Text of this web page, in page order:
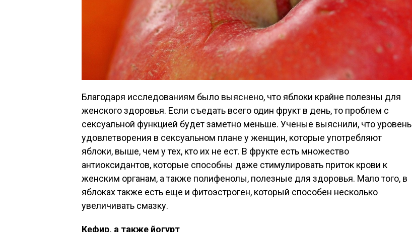
Благодаря исследованиям было выяснено, что яблоки крайне полезны для
женского здоровья. Если съедать всего один фрукт в день, то проблем с
сексуальной функцией будет заметно меньше. Ученые выяснили, что уровень
удовлетворения в сексуальном плане у женщин, которые употребляют
яблоки, выше, чем у тех, кто их не ест. В фрукте есть множество
антиоксидантов, которые способны даже стимулировать приток крови к
женским органам, а также полифенолы, полезные для здоровья. Мало того, в
яблоках также есть еще и фитоэстроген, который способен несколько
увеличивать смазку.
Кефир, а также йогурт